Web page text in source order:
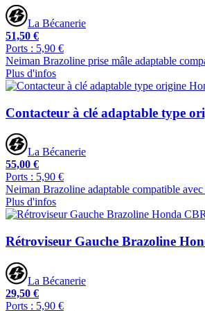
La Bécanerie
51,50 €
Ports : 5,90 €
Neiman Brazoline prise mâle adaptable
Plus d'infos
Contacteur à clé adaptable type
La Bécanerie
55,00 €
Ports : 5,90 €
Neiman Brazoline adaptable compatible
Plus d'infos
Rétroviseur Gauche Brazoline
La Bécanerie
29,50 €
Ports : 5,90 €